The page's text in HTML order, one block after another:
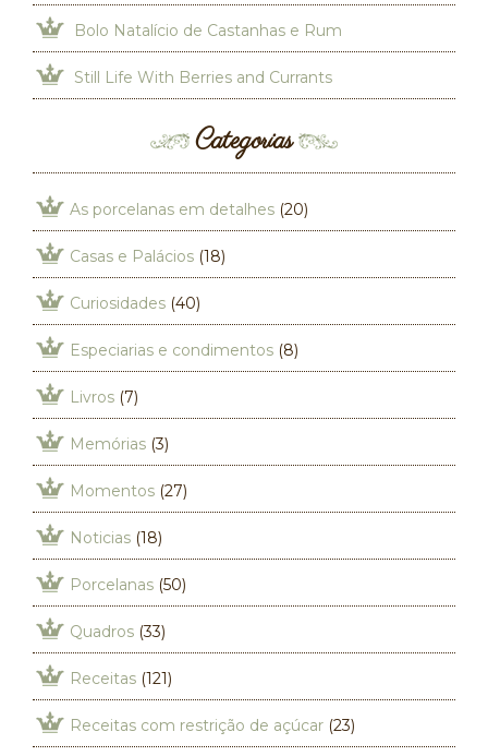
Bolo Natalício de Castanhas e Rum
Still Life With Berries and Currants
Categorias
As porcelanas em detalhes (20)
Casas e Palácios (18)
Curiosidades (40)
Especiarias e condimentos (8)
Livros (7)
Memórias (3)
Momentos (27)
Noticias (18)
Porcelanas (50)
Quadros (33)
Receitas (121)
Receitas com restrição de açúcar (23)